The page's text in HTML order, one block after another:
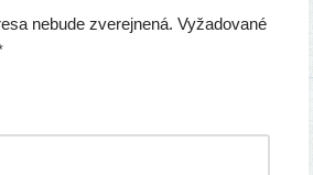
nebude zverejnená. Vyžadované